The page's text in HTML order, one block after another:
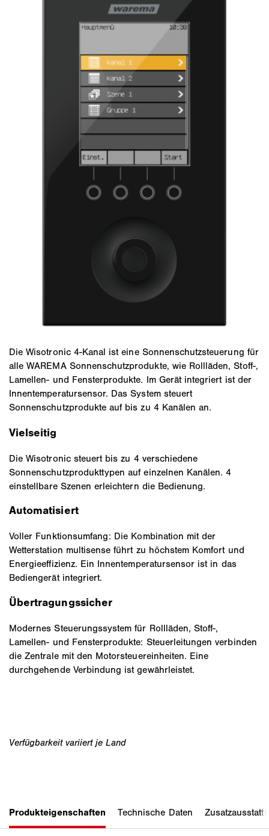
Die Wisotronic 4-Kanal ist eine Sonnenschutzsteuerung für
alle WAREMA Sonnenschutzprodukte, wie Rollläden, Stoff-,
Lamellen- und Fensterprodukte. Im Gerät integriert ist der
Innentemperatursensor. Das System steuert
Sonnenschutzprodukte auf bis zu 4 Kanälen an.
Vielseitig
Die Wisotronic steuert bis zu 4 verschiedene
Sonnenschutzprodukttypen auf einzelnen Kanälen. 4
einstellbare Szenen erleichtern die Bedienung.
Automatisiert
Voller Funktionsumfang: Die Kombination mit der
Wetterstation multisense führt zu höchstem Komfort und
Energieeffizienz. Ein Innentemperatursensor ist in das
Bediengerät integriert.
Übertragungssicher
Modernes Steuerungssystem für Rollläden, Stoff-,
Lamellen- und Fensterprodukte: Steuerleitungen verbinden
die Zentrale mit den Motorsteuereinheiten. Eine
durchgehende Verbindung ist gewährleistet.